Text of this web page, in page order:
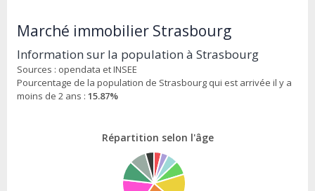
Marché immobilier Strasbourg
Information sur la population à Strasbourg
Sources : opendata et INSEE
Pourcentage de la population de Strasbourg qui est arrivée il y a
moins de 2 ans : 15.87%
Répartition selon l'âge